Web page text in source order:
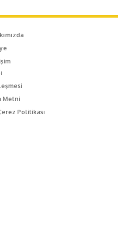
Metni
Politikası
Sok. No3/A Kadıköy İstanbul